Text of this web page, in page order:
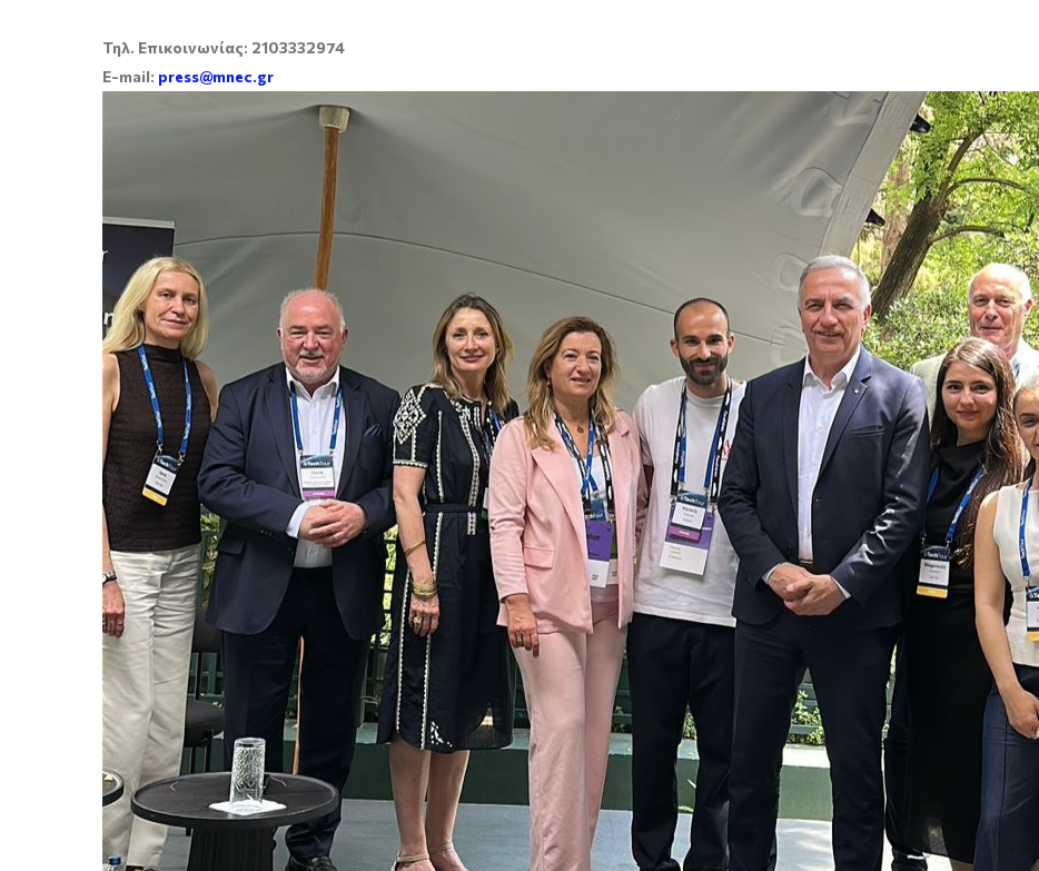
Τηλ. Επικοινωνίας: 2103332974
E-mail: press@mnec.gr